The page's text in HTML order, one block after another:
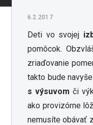
6.2.2017
Deti vo svojej
pomôcok.
zriaďovanie
takto bude
s výsuvom či
ako provizórne
nemusíte obávať